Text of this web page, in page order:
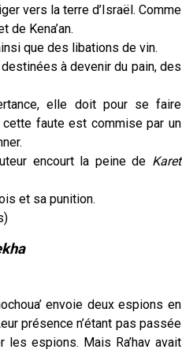
vers la terre d’Israël. Comme
de Kena’an.
que des libations de vin.
à devenir du pain, des
elle doit pour se faire
faute est commise par un
encourt la peine de Karet
et sa punition.
envoie deux espions en
présence n’étant pas passée
les espions. Mais Ra’hav avait